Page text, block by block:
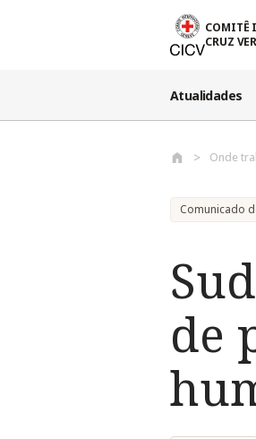
Passar para o conteúdo principal
COMITÊ
CRUZ
Atualidades
Onde
Comunicado
de